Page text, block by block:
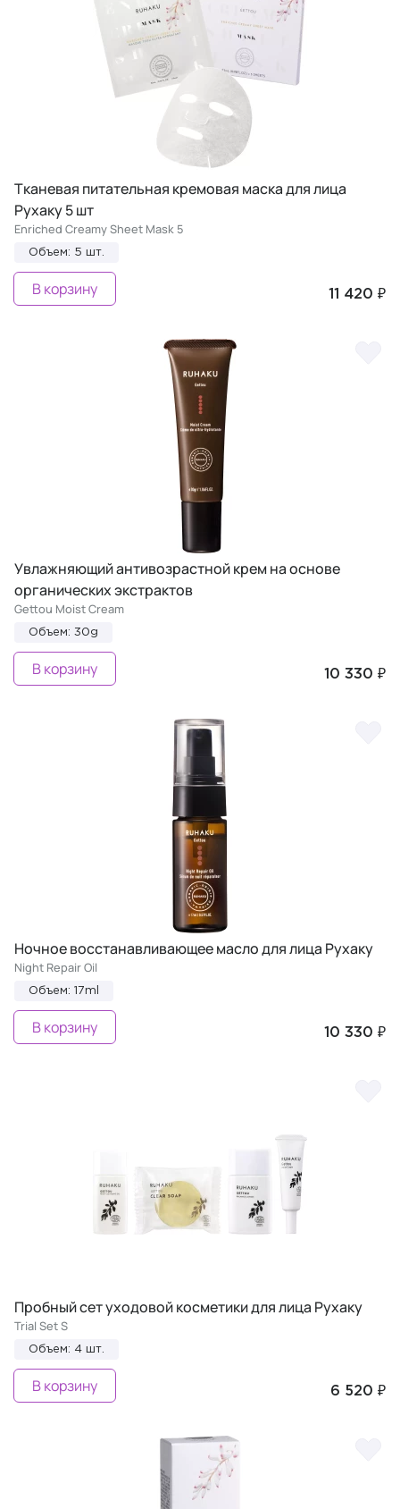
Тканевая питательная кремовая маска для лица
Рухаку 5 шт
Enriched Creamy Sheet Mask 5
Объем: 5 шт.
11 420 ₽
В корзину
Увлажняющий антивозрастной крем на основе
органических экстрактов
Gettou Moist Cream
Объем: 30g
10 330 ₽
В корзину
Ночное восстанавливающее масло для лица Рухаку
Night Repair Oil
Объем: 17ml
10 330 ₽
В корзину
Пробный сет уходовой косметики для лица Рухаку
Trial Set S
Объем: 4 шт.
6 520 ₽
В корзину